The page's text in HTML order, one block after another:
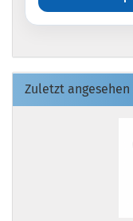
Zuletzt angesehen